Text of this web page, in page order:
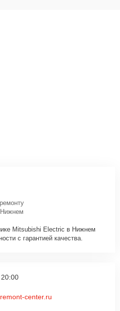
Mitsubishi Electric в Нижнем
с гарантией качества.
center.ru